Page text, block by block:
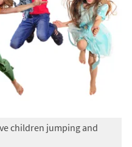
children jumping and